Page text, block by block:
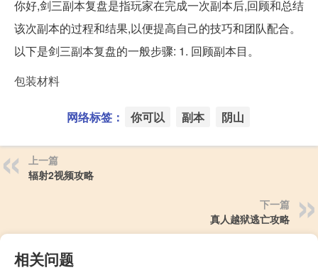
你好,剑三副本复盘是指玩家在完成一次副本后,回顾和总结
该次副本的过程和结果,以便提高自己的技巧和团队配合。
以下是剑三副本复盘的一般步骤: 1. 回顾副本目。
包装材料
网络标签： 你可以 副本 阴山
上一篇
辐射2视频攻略
下一篇
真人越狱逃亡攻略
相关问题